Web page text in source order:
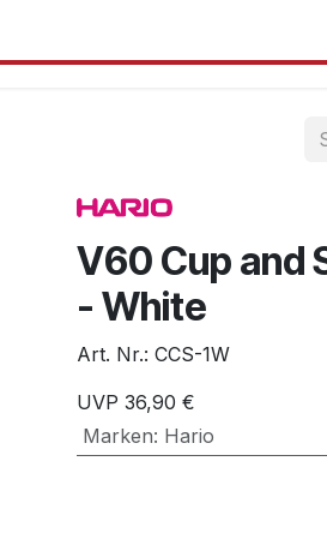
V60 Cup and
- White
Art. Nr.: CCS-1W
UVP 36,90 €
Marken: Hario